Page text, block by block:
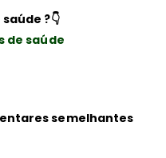
?👇
de saúde
semelhantes